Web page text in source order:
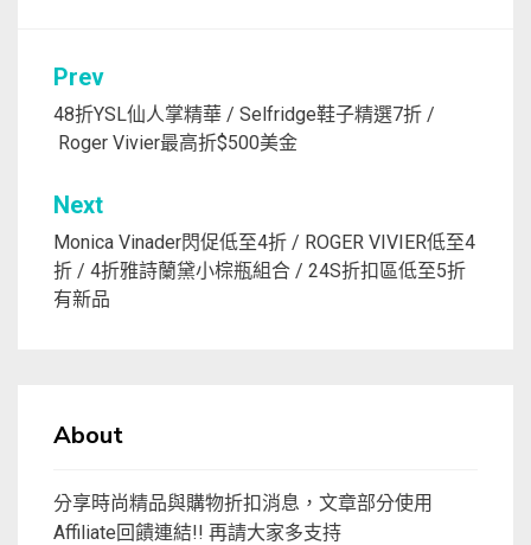
文
章
導
覽
Prev
48折YSL仙人掌精華 / Selfridge鞋子精選7折 /
Roger Vivier最高折$500美金
Next
Monica Vinader閃促低至4折 / ROGER VIVIER低至4
折 / 4折雅詩蘭黛小棕瓶組合 / 24S折扣區低至5折
有新品
About
分享時尚精品與購物折扣消息，文章部分使用
Affiliate回饋連結!! 再請大家多支持